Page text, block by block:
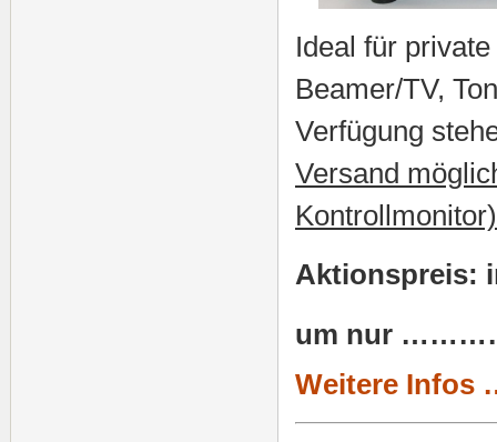
Ideal für
Beamer/TV,
Verfügung
Versand
Aktionspreis:
um nur
Weitere Infos